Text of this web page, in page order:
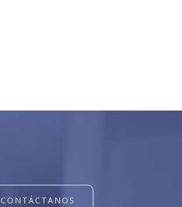
CONTÁCTANOS